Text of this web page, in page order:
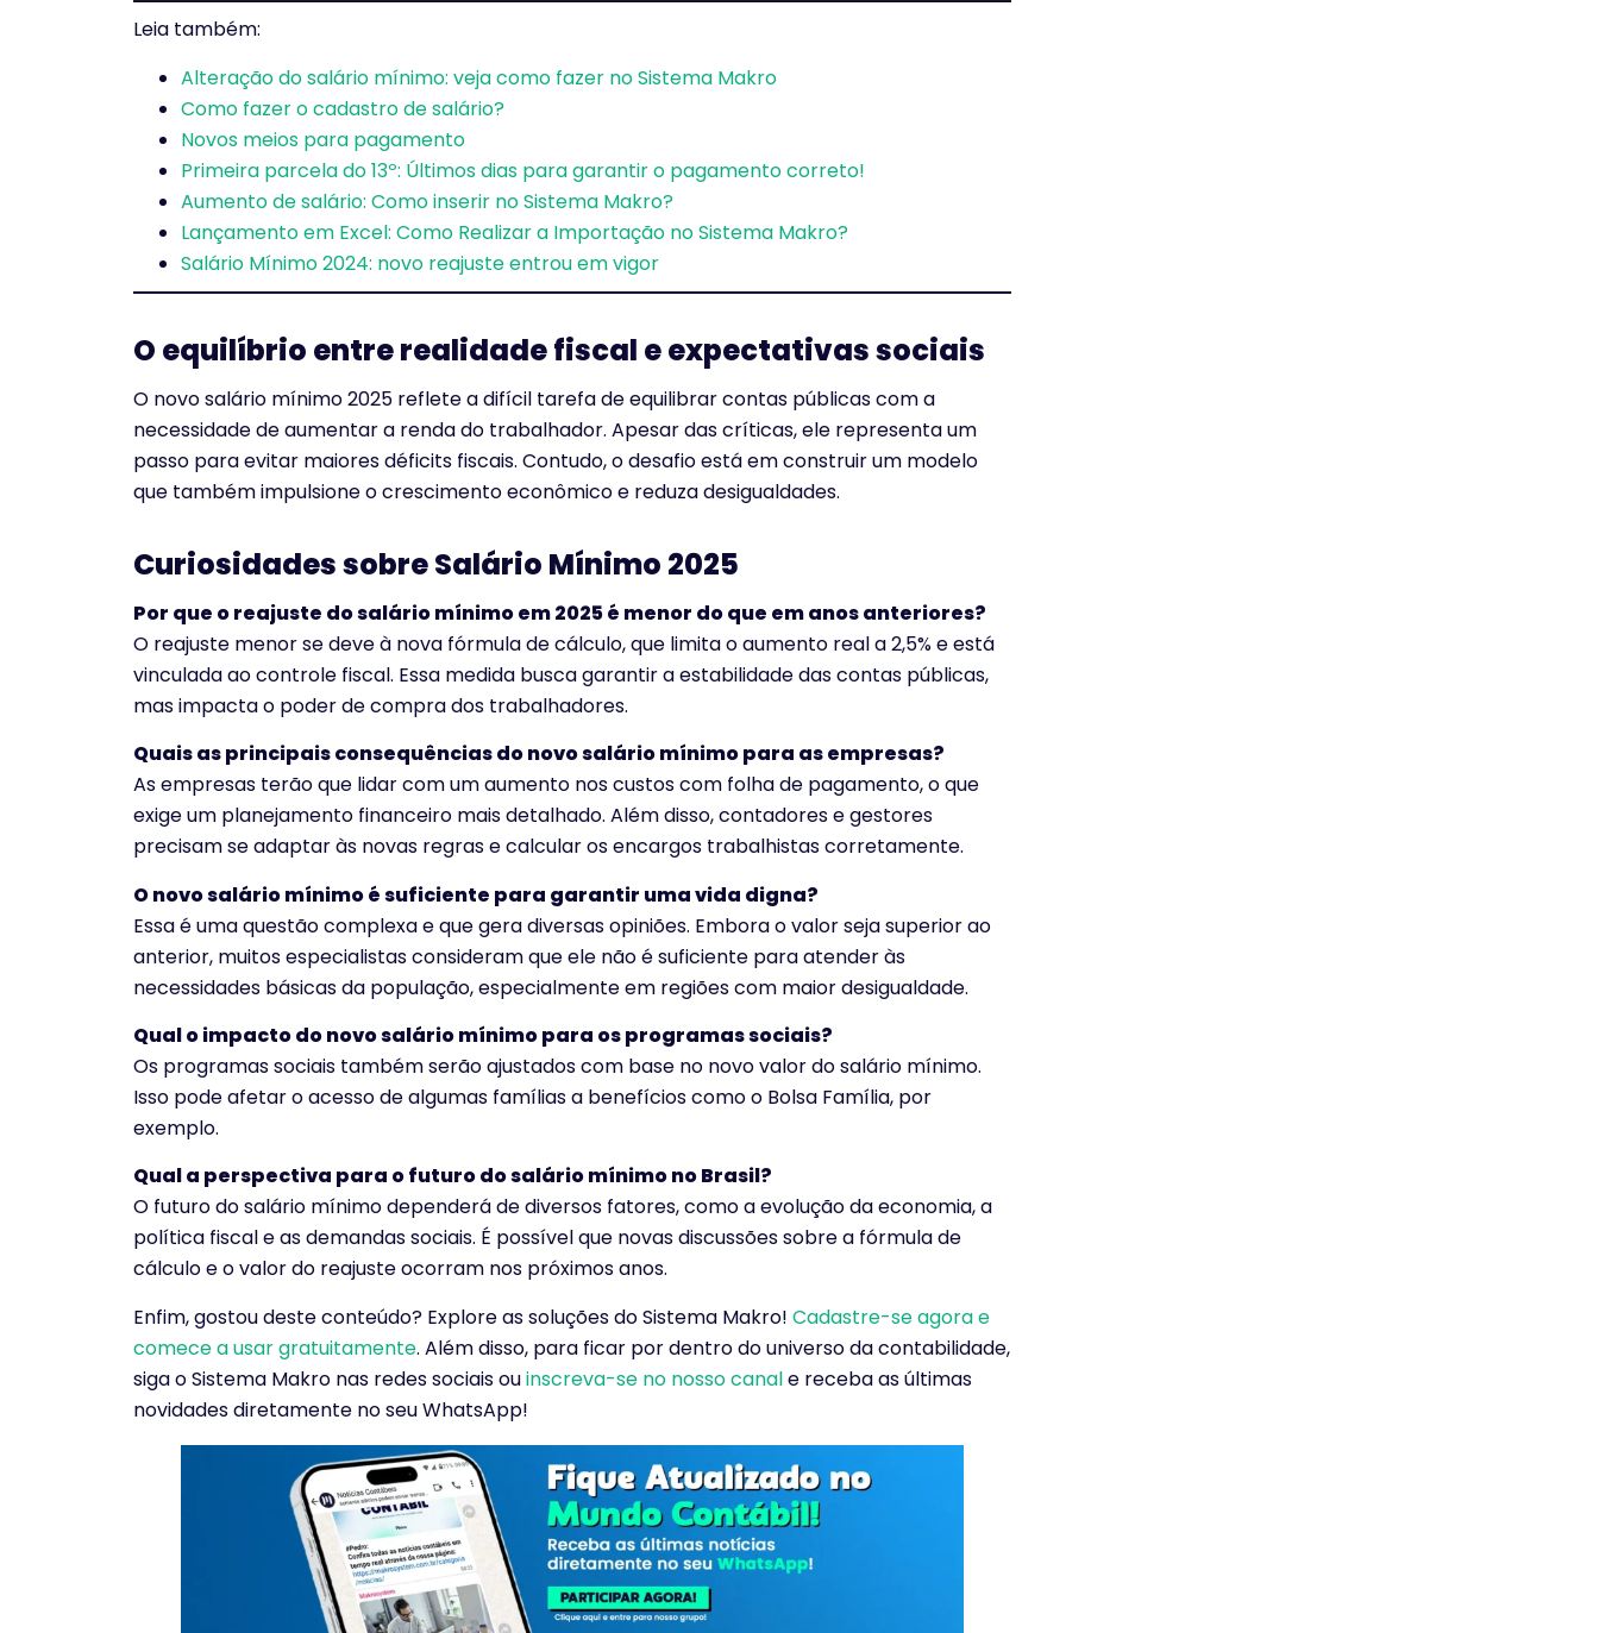
Leia também:
Alteração do salário mínimo: veja como fazer no Sistema Makro
Como fazer o cadastro de salário?
Novos meios para pagamento
Primeira parcela do 13º: Últimos dias para garantir o pagamento correto!
Aumento de salário: Como inserir no Sistema Makro?
Lançamento em Excel: Como Realizar a Importação no Sistema Makro?
Salário Mínimo 2024: novo reajuste entrou em vigor
O equilíbrio entre realidade fiscal e expectativas sociais
O novo salário mínimo 2025 reflete a difícil tarefa de equilibrar contas públicas com a
necessidade de aumentar a renda do trabalhador. Apesar das críticas, ele representa um
passo para evitar maiores déficits fiscais. Contudo, o desafio está em construir um modelo
que também impulsione o crescimento econômico e reduza desigualdades.
Curiosidades sobre Salário Mínimo 2025
Por que o reajuste do salário mínimo em 2025 é menor do que em anos anteriores?
O reajuste menor se deve à nova fórmula de cálculo, que limita o aumento real a 2,5% e está
vinculada ao controle fiscal. Essa medida busca garantir a estabilidade das contas públicas,
mas impacta o poder de compra dos trabalhadores.
Quais as principais consequências do novo salário mínimo para as empresas?
As empresas terão que lidar com um aumento nos custos com folha de pagamento, o que
exige um planejamento financeiro mais detalhado. Além disso, contadores e gestores
precisam se adaptar às novas regras e calcular os encargos trabalhistas corretamente.
O novo salário mínimo é suficiente para garantir uma vida digna?
Essa é uma questão complexa e que gera diversas opiniões. Embora o valor seja superior ao
anterior, muitos especialistas consideram que ele não é suficiente para atender às
necessidades básicas da população, especialmente em regiões com maior desigualdade.
Qual o impacto do novo salário mínimo para os programas sociais?
Os programas sociais também serão ajustados com base no novo valor do salário mínimo.
Isso pode afetar o acesso de algumas famílias a benefícios como o Bolsa Família, por
exemplo.
Qual a perspectiva para o futuro do salário mínimo no Brasil?
O futuro do salário mínimo dependerá de diversos fatores, como a evolução da economia, a
política fiscal e as demandas sociais. É possível que novas discussões sobre a fórmula de
cálculo e o valor do reajuste ocorram nos próximos anos.
Enfim, gostou deste conteúdo? Explore as soluções do Sistema Makro! Cadastre-se agora e
comece a usar gratuitamente. Além disso, para ficar por dentro do universo da contabilidade,
siga o Sistema Makro nas redes sociais ouinscreva-se no nosso canale receba as últimas
novidades diretamente no seu WhatsApp!